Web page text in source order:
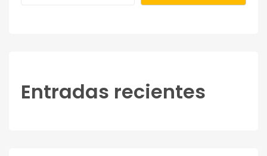
Entradas recientes